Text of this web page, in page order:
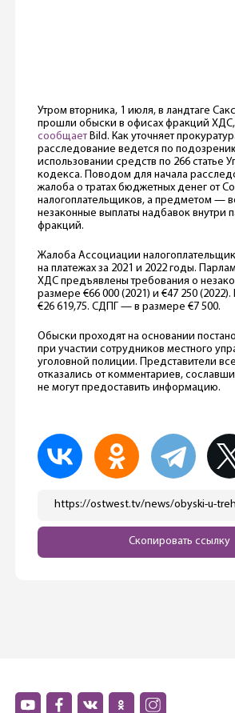
Утром вторника, 1 июля, в ландтаге
прошли обыски в офисах фракций
сообщаетBild. Как уточняет
расследование ведется по
использовании средств по 266 статье
кодекса. Поводом для начала
жалоба о тратах бюджетных денег от
налогоплательщиков, а предметом —
незаконные выплаты надбавок внутри
фракций.
Жалоба Ассоциации
на платежах за 2021 и 2022 годы.
ХДС предъявлены требования о
размере €66 000 (2021) и €47 250
€26 619,75. СДПГ — в размере €7 500.
Обыски проходят на основании
при участии сотрудников местного
уголовной полиции. Представители
отказались от комментариев,
не могут предоставить информацию.
Скопировать ссылку